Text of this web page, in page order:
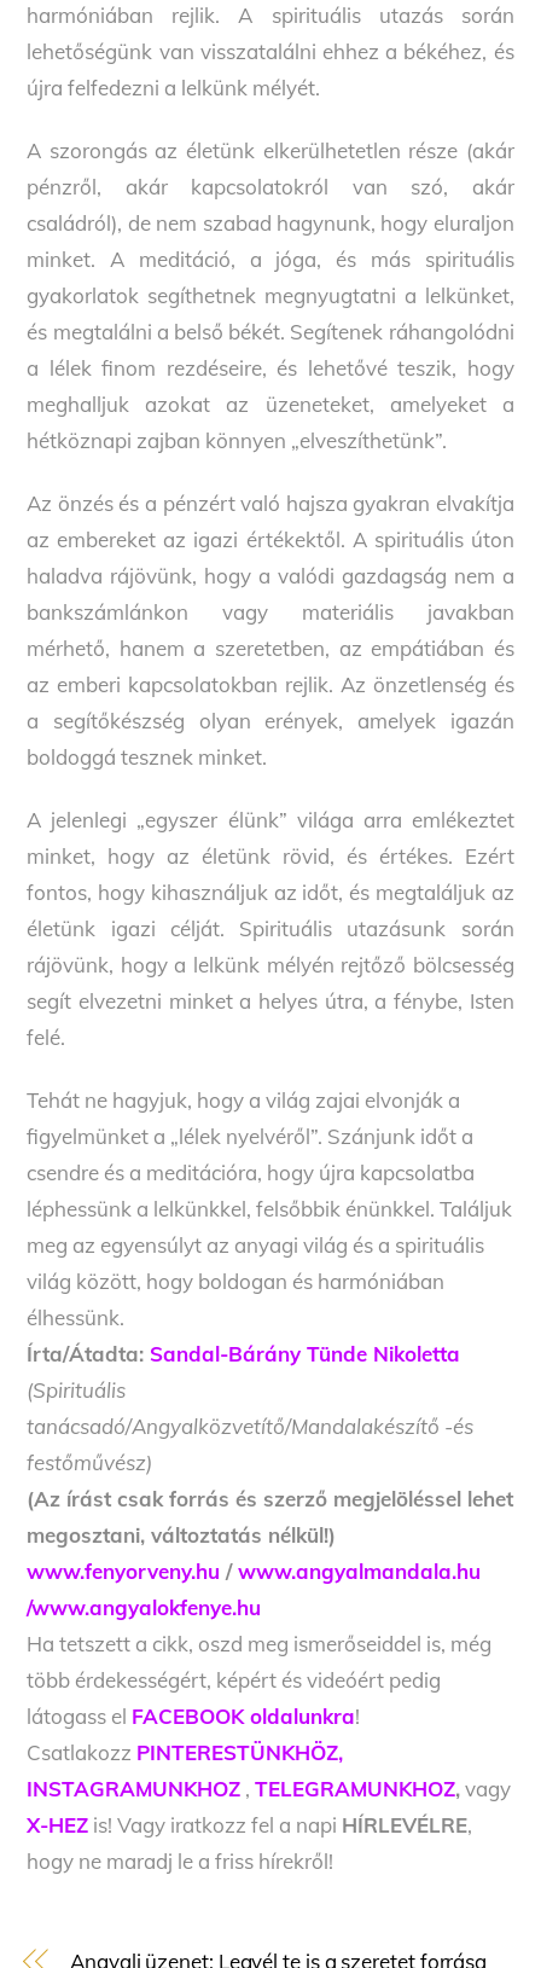
harmóniában rejlik. A spirituális utazás során
lehetőségünk van visszatalálni ehhez a békéhez, és
újra felfedezni a lelkünk mélyét.
A szorongás az életünk elkerülhetetlen része (akár
pénzről, akár kapcsolatokról van szó, akár
családról), de nem szabad hagynunk, hogy eluraljon
minket. A meditáció, a jóga, és más spirituális
gyakorlatok segíthetnek megnyugtatni a lelkünket,
és megtalálni a belső békét. Segítenek ráhangolódni
a lélek finom rezdéseire, és lehetővé teszik, hogy
meghalljuk azokat az üzeneteket, amelyeket a
hétköznapi zajban könnyen „elveszíthetünk”.
Az önzés és a pénzért való hajsza gyakran elvakítja
az embereket az igazi értékektől. A spirituális úton
haladva rájövünk, hogy a valódi gazdagság nem a
bankszámlánkon vagy materiális javakban
mérhető, hanem a szeretetben, az empátiában és
az emberi kapcsolatokban rejlik. Az önzetlenség és
a segítőkészség olyan erények, amelyek igazán
boldoggá tesznek minket.
A jelenlegi „egyszer élünk” világa arra emlékeztet
minket, hogy az életünk rövid, és értékes. Ezért
fontos, hogy kihasználjuk az időt, és megtaláljuk az
életünk igazi célját. Spirituális utazásunk során
rájövünk, hogy a lelkünk mélyén rejtőző bölcsesség
segít elvezetni minket a helyes útra, a fénybe, Isten
felé.
Tehát ne hagyjuk, hogy a világ zajai elvonják a
figyelmünket a „lélek nyelvéről”. Szánjunk időt a
csendre és a meditációra, hogy újra kapcsolatba
léphessünk a lelkünkkel, felsőbbik énünkkel. Találjuk
meg az egyensúlyt az anyagi világ és a spirituális
világ között, hogy boldogan és harmóniában
élhessünk.
Írta/Átadta:Sandal-Bárány Tünde Nikoletta
(Spirituális
tanácsadó/Angyalközvetítő/Mandalakészítő -és
festőművész)
(Az írást csak forrás és szerző megjelöléssel lehet
megosztani, változtatás nélkül!)
www.fenyorveny.hu /www.angyalmandala.hu
/www.angyalokfenye.hu
Ha tetszett a cikk, oszd meg ismerőseiddel is, még
több érdekességért, képért és videóért pedig
látogass el FACEBOOK oldalunkra!
Csatlakozz PINTERESTÜNKHÖZ,
INSTAGRAMUNKHOZ ,TELEGRAMUNKHOZ,vagy
X-HEZ is! Vagy iratkozz fel a napi HÍRLEVÉLRE,
hogy ne maradj le a friss hírekről!
Angyali üzenet: Legyél te is a szeretet forrása